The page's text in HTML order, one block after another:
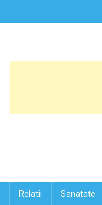
Relatii Sanatate